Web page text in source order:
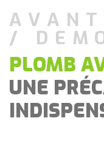
/
PLOMB
UNE